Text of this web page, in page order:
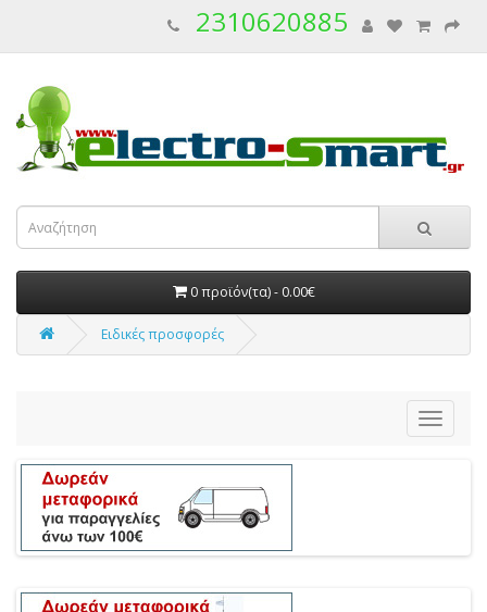
2310620885
0 προϊόν(τα) - 0.00€
Ειδικές προσφορές